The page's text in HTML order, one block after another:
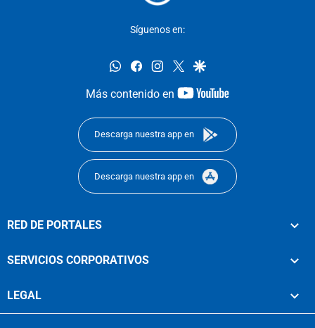
Síguenos en:
whatsappfacebookinstagram
twittergoogle
Más contenido en
youtube-
Descarga nuestra app en
Descarga nuestra app en
RED DE PORTALES
SERVICIOS CORPORATIVOS
LEGAL